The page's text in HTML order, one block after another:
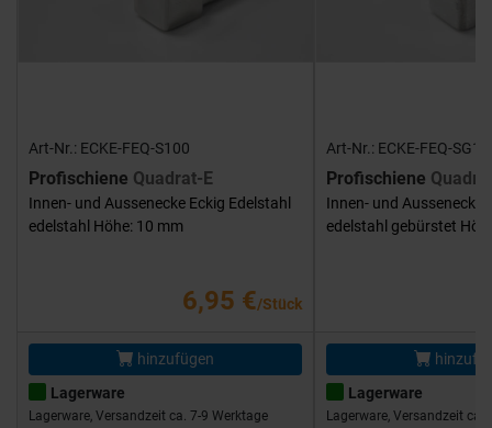
Art-Nr.: ECKE-FEQ-S100
Profischiene Quadrat-E
Innen- und Aussenecke Eckig Edelstahl
edelstahl Höhe: 10 mm
6,95 €/Stück
hinzufügen
Lagerware
Lagerware, Versandzeit ca. 7-9 Werktage
Art-Nr.: ECKE-FEQ-
Profischiene
Innen- und Aussenecke
edelstahl gebürstet
Lagerware
Lagerware, Versandzeit ca.